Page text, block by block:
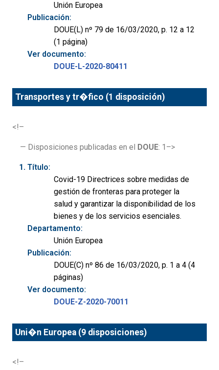
Unión Europea
Publicación:
DOUE(L) nº 79 de 16/03/2020, p. 12 a 12
(1 página)
Ver documento:
DOUE-L-2020-80411
Transportes y tr�fico (1 disposición)
<!–
— Disposiciones publicadas en el DOUE: 1–>
Título:
Covid-19 Directrices sobre medidas de
gestión de fronteras para proteger la
salud y garantizar la disponibilidad de los
bienes y de los servicios esenciales.
Departamento:
Unión Europea
Publicación:
DOUE(C) nº 86 de 16/03/2020, p. 1 a 4 (4
páginas)
Ver documento:
DOUE-Z-2020-70011
Uni�n Europea (9 disposiciones)
<!–